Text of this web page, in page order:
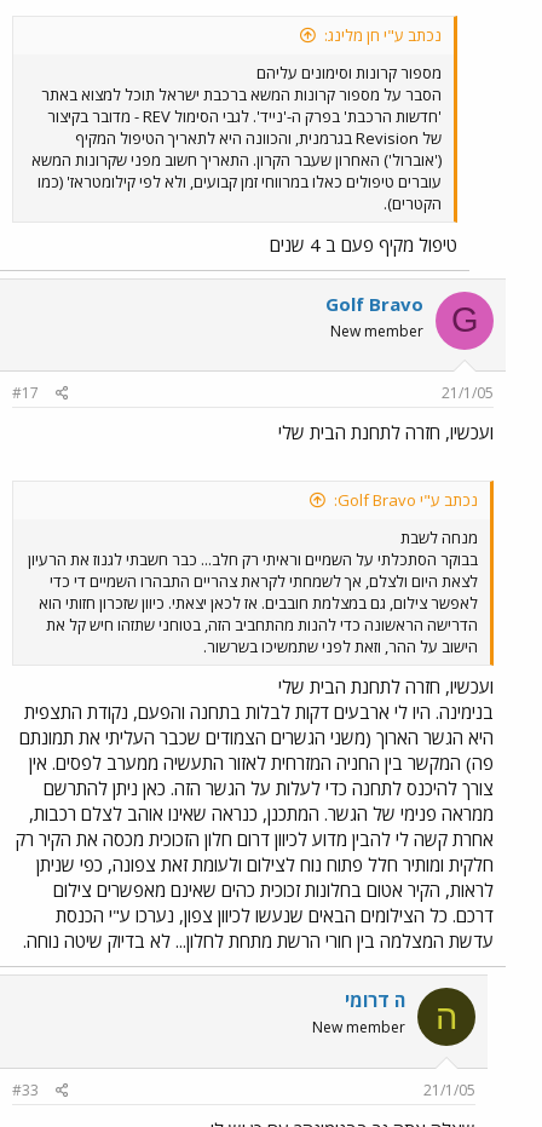
נכתב ע"י חן מלינג:
מספור קרונות וסימונים עליהם
הסבר על מספור קרונות המשא ברכבת ישראל תוכל למצוא באתר
'חדשות הרכבת' בפרק ה-'נייד'. לגבי הסימול REV - מדובר בקיצור
של Revision בגרמנית, והכוונה היא לתאריך הטיפול המקיף
('אוברול') האחרון שעבר הקרון. התאריך חשוב מפני שקרונות המשא
עוברים טיפולים כאלו במרווחי זמן קבועים, ולא לפי קילומטראז' (כמו
הקטרים).
טיפול מקיף פעם ב 4 שנים
G
Golf Bravo
New member
21/1/05
#17
ועכשיו, חזרה לתחנת הבית שלי
נכתב ע"י Golf Bravo:
מנחה לשבת
בבוקר הסתכלתי על השמיים וראיתי רק חלב... כבר חשבתי לגנוז את הרעיון
לצאת היום ולצלם, אך לשמחתי לקראת צהריים התבהרו השמיים די כדי
לאפשר צילום, גם במצלמת חובבים. אז לכאן יצאתי. כיוון שזכרון חזותי הוא
הדרישה הראשונה כדי להנות מהתחביב הזה, בטוחני שתזהו חיש קל את
הישוב על ההר, וזאת לפני שתמשיכו בשרשור.
ועכשיו, חזרה לתחנת הבית שלי
בנימינה. היו לי ארבעים דקות לבלות בתחנה והפעם, נקודת התצפית
היא הגשר הארוך (משני הגשרים הצמודים שכבר העליתי את תמונתם
פה) המקשר בין החניה המזרחית לאזור התעשיה ממערב לפסים. אין
צורך להיכנס לתחנה כדי לעלות על הגשר הזה. כאן ניתן להתרשם
ממראה פנימי של הגשר. המתכנן, כנראה שאינו אוהב לצלם רכבות,
אחרת קשה לי להבין מדוע לכיוון דרום חלון הזכוכית מכסה את הקיר רק
חלקית ומותיר חלל פתוח נוח לצילום ולעומת זאת צפונה, כפי שניתן
לראות, הקיר אטום בחלונות זכוכית כהים שאינם מאפשרים צילום
דרכם. כל הצילומים הבאים שנעשו לכיוון צפון, נערכו ע"י הכנסת
עדשת המצלמה בין חורי הרשת מתחת לחלון... לא בדיוק שיטה נוחה.
ה ה דרומי
New member
21/1/05
#33